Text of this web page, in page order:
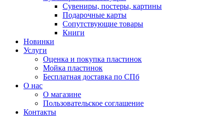
Сувениры, постеры, картины
Подарочные карты
Сопутствующие товары
Книги
Новинки
Услуги
Оценка и покупка пластинок
Мойка пластинок
Бесплатная доставка по СПб
О нас
О магазине
Пользовательское соглашение
Контакты